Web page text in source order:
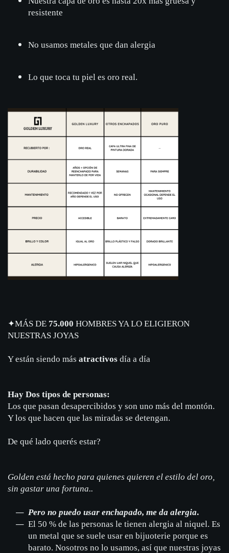
resistente
No usamos metales que dan alergia
Lo que toca tu piel es oro real.
✦MÁS DE 75.000 HOMBRES YA LO ELIGIERON
NUESTRAS JOYAS
Y están siendo más atractivos día a día
Hay Dos tipos de personas:
Los que pasan desapercibidos y son uno más del montón.
Y los que hacen que las miradas se detengan.
De qué lado querés estar?
Golden está hecho para quienes quieren el estilo del oro,
sin gastar una fortuna..
Pero no puedo usar enchapado, me da alergia.
El 50 % de las personas le tienen alergia al niquel. Es
un metal que se suele usar en bijuoterie porque es
barato. Nosotros no lo usamos, así que nuestras joyas